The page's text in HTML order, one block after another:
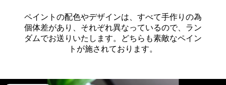
ペイントの配色やデザインは、すべて手作りの為
個体差があり、それぞれ異なっているので、ラン
ダムでお送りいたします。どちらも素敵なペイン
トが施されております。